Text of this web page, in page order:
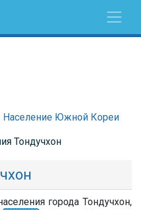
Население Южной Кореи
Тондучхон
города Тондучхон,